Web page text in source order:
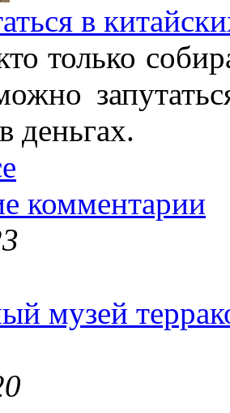
в
только
деньгах.
комментарии
музей